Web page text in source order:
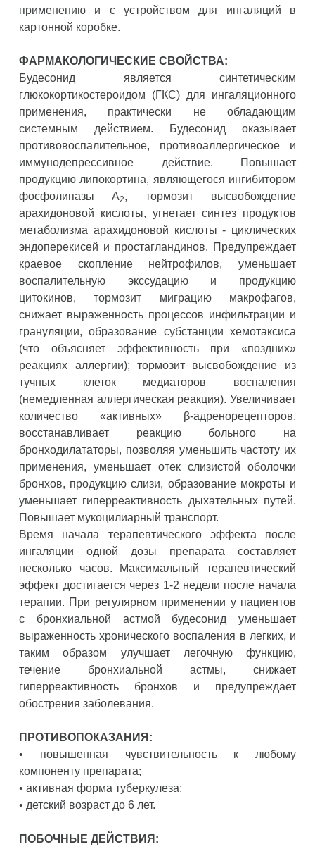
применению и с устройством для ингаляций в
картонной коробке.
ФАРМАКОЛОГИЧЕСКИЕ СВОЙСТВА:
Будесонид является синтетическим
глюкокортикостероидом (ГКС) для ингаляционного
применения, практически не обладающим
системным действием. Будесонид оказывает
противовоспалительное, противоаллергическое и
иммунодепрессивное действие. Повышает
продукцию липокортина, являющегося ингибитором
фосфолипазы А2, тормозит высвобождение
арахидоновой кислоты, угнетает синтез продуктов
метаболизма арахидоновой кислоты - циклических
эндоперекисей и простагландинов. Предупреждает
краевое скопление нейтрофилов, уменьшает
воспалительную экссудацию и продукцию
цитокинов, тормозит миграцию макрофагов,
снижает выраженность процессов инфильтрации и
грануляции, образование субстанции хемотаксиса
(что объясняет эффективность при «поздних»
реакциях аллергии); тормозит высвобождение из
тучных клеток медиаторов воспаления
(немедленная аллергическая реакция). Увеличивает
количество «активных» β-адренорецепторов,
восстанавливает реакцию больного на
бронходилататоры, позволяя уменьшить частоту их
применения, уменьшает отек слизистой оболочки
бронхов, продукцию слизи, образование мокроты и
уменьшает гиперреактивность дыхательных путей.
Повышает мукоцилиарный транспорт.
Время начала терапевтического эффекта после
ингаляции одной дозы препарата составляет
несколько часов. Максимальный терапевтический
эффект достигается через 1-2 недели после начала
терапии. При регулярном применении у пациентов
с бронхиальной астмой будесонид уменьшает
выраженность хронического воспаления в легких, и
таким образом улучшает легочную функцию,
течение бронхиальной астмы, снижает
гиперреактивность бронхов и предупреждает
обострения заболевания.
ПРОТИВОПОКАЗАНИЯ:
• повышенная чувствительность к любому
компоненту препарата;
• активная форма туберкулеза;
• детский возраст до 6 лет.
ПОБОЧНЫЕ ДЕЙСТВИЯ: